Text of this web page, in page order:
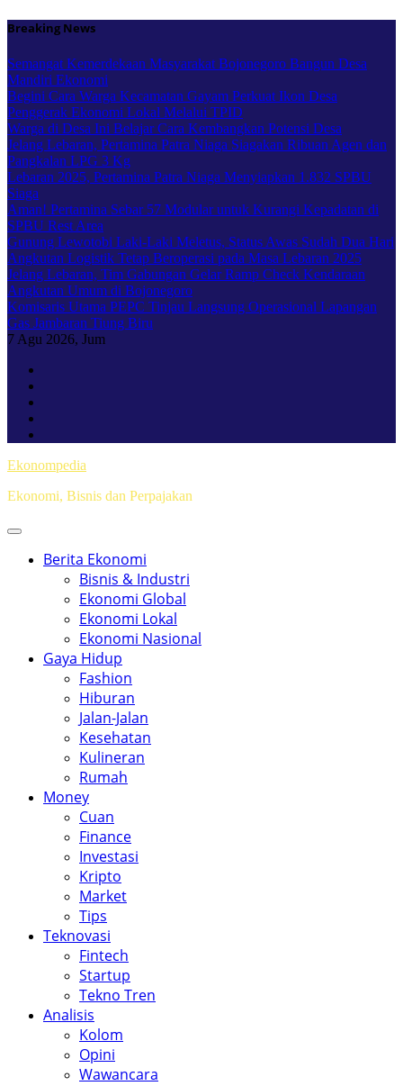
Skip
content
Breaking News
Semangat Kemerdekaan Masyarakat Bojonegoro Bangun Desa
Mandiri Ekonomi
Begini Cara Warga Kecamatan Gayam Perkuat Ikon Desa
Penggerak Ekonomi Lokal Melalui TPID
Warga di Desa Ini Belajar Cara Kembangkan Potensi Desa
Jelang Lebaran, Pertamina Patra Niaga Siagakan Ribuan Agen dan
Pangkalan LPG 3 Kg
Lebaran 2025, Pertamina Patra Niaga Menyiapkan 1.832 SPBU
Siaga
Aman! Pertamina Sebar 57 Modular untuk Kurangi Kepadatan di
SPBU Rest Area
Gunung Lewotobi Laki-Laki Meletus, Status Awas Sudah Dua Hari
Angkutan Logistik Tetap Beroperasi pada Masa Lebaran 2025
Jelang Lebaran, Tim Gabungan Gelar Ramp Check Kendaraan
Angkutan Umum di Bojonegoro
Komisaris Utama PEPC Tinjau Langsung Operasional Lapangan
Gas Jambaran Tiung Biru
7 Agu 2026, Jum
Ekonompedia
Ekonomi, Bisnis dan Perpajakan
Berita Ekonomi
Bisnis & Industri
Ekonomi Global
Ekonomi Lokal
Ekonomi Nasional
Gaya Hidup
Fashion
Hiburan
Jalan-Jalan
Kesehatan
Kulineran
Rumah
Money
Cuan
Finance
Investasi
Kripto
Market
Tips
Teknovasi
Fintech
Startup
Tekno Tren
Analisis
Kolom
Opini
Wawancara